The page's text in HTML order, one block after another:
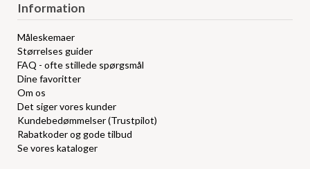
Information
Måleskemaer
Størrelses guider
FAQ - ofte stillede spørgsmål
Dine favoritter
Om os
Det siger vores kunder
Kundebedømmelser (Trustpilot)
Rabatkoder og gode tilbud
Se vores kataloger